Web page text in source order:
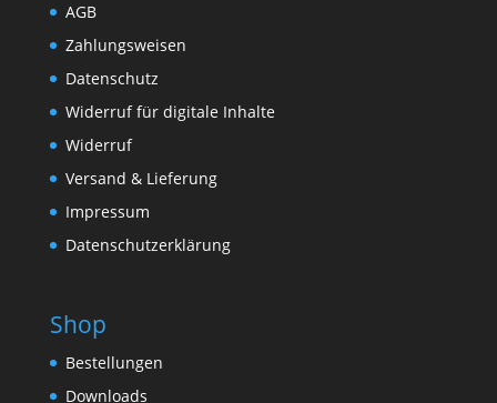
AGB
Zahlungsweisen
Datenschutz
Widerruf für digitale Inhalte
Widerruf
Versand & Lieferung
Impressum
Datenschutzerklärung
Shop
Bestellungen
Downloads